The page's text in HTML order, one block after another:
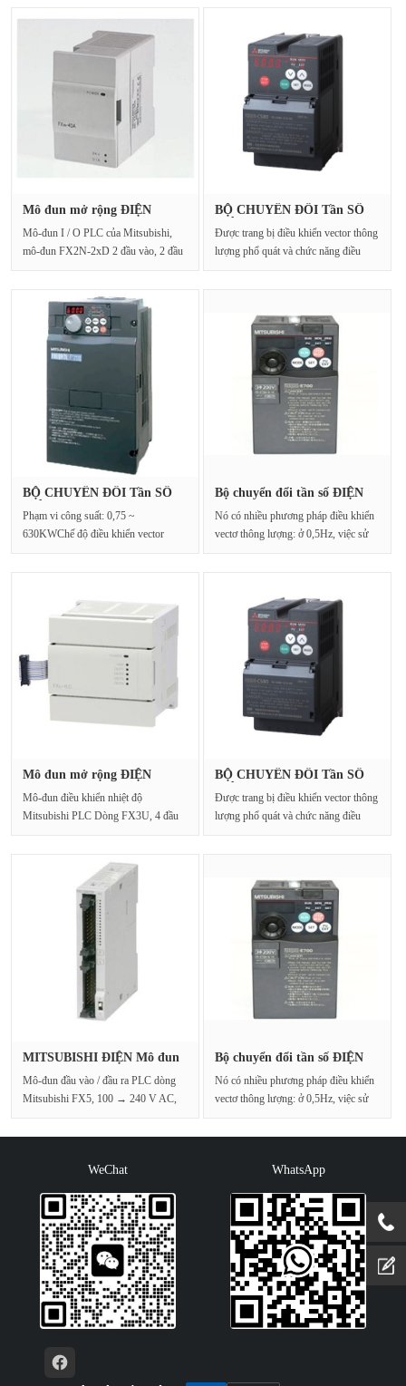
Mô đun mở rộng ĐIỆN
Mô-đun I / O PLC của Mitsubishi,
mô-đun FX2N-2xD 2 đầu vào, 2 đầu
BỘ CHUYỂN ĐỔI Tần SỐ
Được trang bị điều khiển vector thông
lượng phổ quát và chức năng điều
BỘ CHUYỂN ĐỔI Tần SỐ
Phạm vi công suất: 0,75 ~
630KWChế độ điều khiển vector
Bộ chuyển đổi tần số ĐIỆN
Nó có nhiều phương pháp điều khiển
vectơ thông lượng: ở 0,5Hz, việc sử
Mô đun mở rộng ĐIỆN
Mô-đun điều khiển nhiệt độ
Mitsubishi PLC Dòng FX3U, 4 đầu
BỘ CHUYỂN ĐỔI Tần SỐ
Được trang bị điều khiển vector thông
lượng phổ quát và chức năng điều
MITSUBISHI ĐIỆN Mô đun
Mô-đun đầu vào / đầu ra PLC dòng
Mitsubishi FX5, 100 → 240 V AC,
Bộ chuyển đổi tần số ĐIỆN
Nó có nhiều phương pháp điều khiển
vectơ thông lượng: ở 0,5Hz, việc sử
WeChat WhatsApp